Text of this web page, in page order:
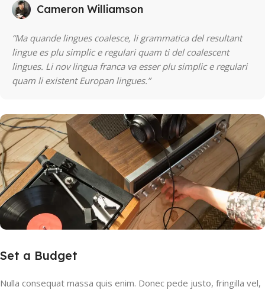
Cameron Williamson
“Ma quande lingues coalesce, li grammatica del resultant
lingue es plu simplic e regulari quam ti del coalescent
lingues. Li nov lingua franca va esser plu simplic e regulari
quam li existent Europan lingues.”
Set a Budget
Nulla consequat massa quis enim. Donec pede justo, fringilla vel,